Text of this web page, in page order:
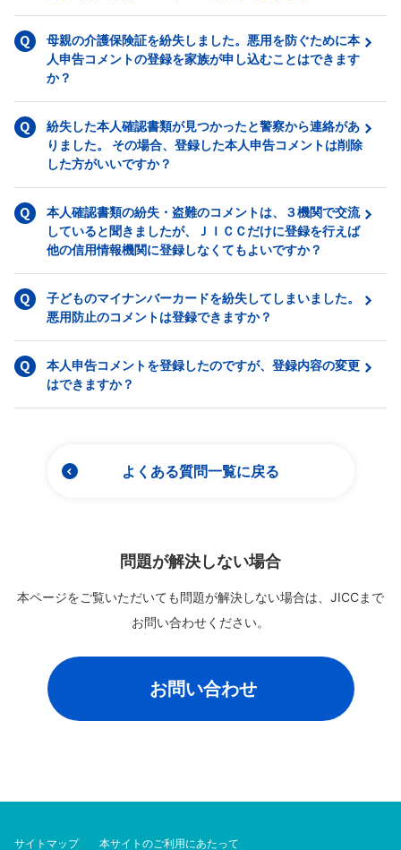
母親の介護保険証を紛失しました。悪用を防ぐために本
人申告コメントの登録を家族が申し込むことはできます
か？
紛失した本人確認書類が見つかったと警察から連絡があ
りました。 その場合、登録した本人申告コメントは削除
した方がいいですか？
本人確認書類の紛失・盗難のコメントは、３機関で交流
していると聞きましたが、ＪＩＣＣだけに登録を行えば
他の信用情報機関に登録しなくてもよいですか？
子どものマイナンバーカードを紛失してしまいました。
悪用防止のコメントは登録できますか？
本人申告コメントを登録したのですが、登録内容の変更
はできますか？
よくある質問一覧に戻る
問題が解決しない場合
本ページをご覧いただいても問題が解決しない場合は、 JICCまで
お問い合わせください。
お問い合わせ
サイトマップ 本サイトのご利用にあたって